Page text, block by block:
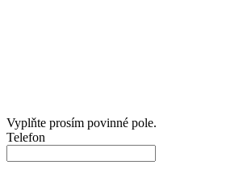
Vyplňte prosím povinné pole.
Telefon